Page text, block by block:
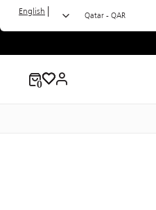
Qatar - QAR
|
English